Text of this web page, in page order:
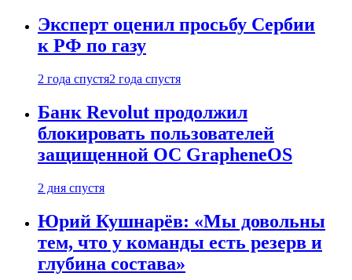
Эксперт оценил просьбу Сербии
к РФ по газу
2 года спустя2 года спустя
Банк Revolut продолжил
блокировать пользователей
защищенной ОС GrapheneOS
2 дня спустя
Юрий Кушнарёв: «Мы довольны
тем, что у команды есть резерв и
глубина состава»